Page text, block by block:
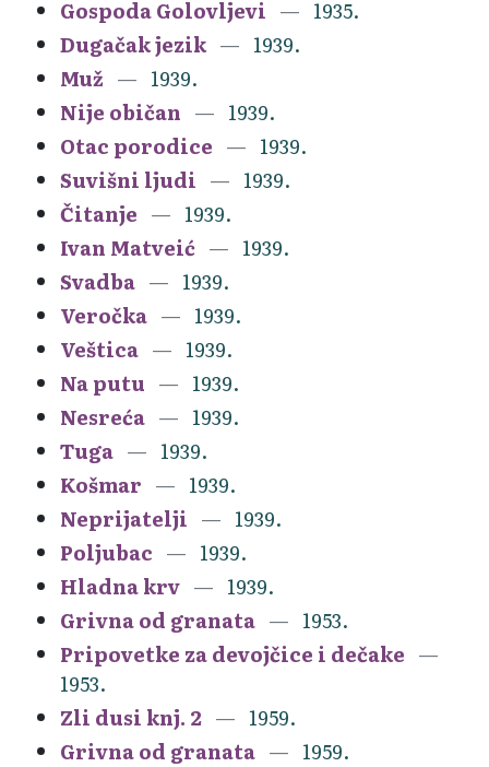
Gospoda Golovljevi
1935.
Dugačak jezik
1939.
Muž
1939.
Nije običan
1939.
Otac porodice
1939.
Suvišni ljudi
1939.
Čitanje
1939.
Ivan Matveić
1939.
Svadba
1939.
Veročka
1939.
Veštica
1939.
Na putu
1939.
Nesreća
1939.
Tuga
1939.
Košmar
1939.
Neprijatelji
1939.
Poljubac
1939.
Hladna krv
1939.
Grivna od granata
1953.
Pripovetke za devojčice i dečake
1953.
Zli dusi knj. 2
1959.
Grivna od granata
1959.